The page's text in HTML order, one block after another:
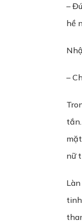
–
hề
–
nữ